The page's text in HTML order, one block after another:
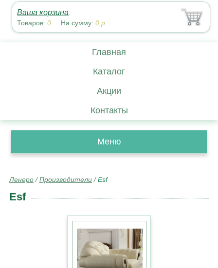
Ваша корзина:
Товаров:0 На сумму:0 р.
Главная
Каталог
Акции
Контакты
Меню
Ленеро /Производители /Esf
Esf